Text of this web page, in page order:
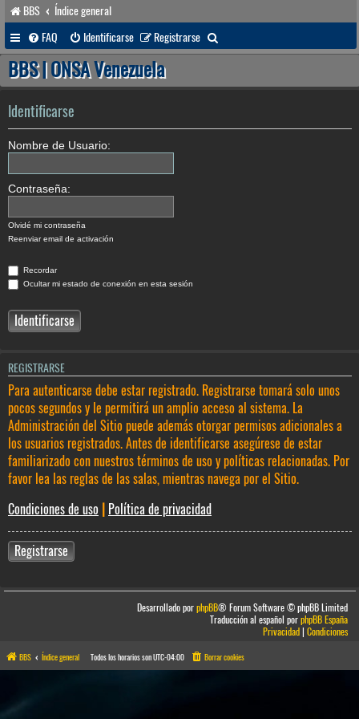
BBS
Índice general
FAQ
Identificarse Registrarse
u
a
BBS | ONSA Venezuela
Identificarse
Nombre de Usuario:
Contraseña:
Olvidé mi contraseña
Reenviar email de activación
Recordar
Ocultar mi estado de conexión en esta sesión
REGISTRARSE
Para autenticarse debe estar registrado. Registrarse tomará solo unos
pocos segundos y le permitirá un amplio acceso al sistema. La
Administración del Sitio puede además otorgar permisos adicionales a
los usuarios registrados. Antes de identificarse asegúrese de estar
familiarizado con nuestros términos de uso y políticas relacionadas. Por
favor lea las reglas de las salas, mientras navega por el Sitio.
Condiciones de uso
Política de privacidad
Registrarse
Desarrollado porphpBB® Forum Software © phpBB Limited
Traducción al español porphpBB España
Privacidad|Condiciones
BBS Índice general Todos los horarios sonUTC-04:00 Borrar cookies